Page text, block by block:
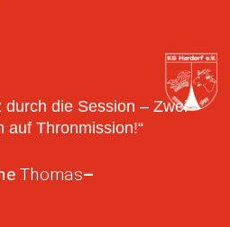
durch die Session – Zwei
auf Thronmission!“
Thomas–